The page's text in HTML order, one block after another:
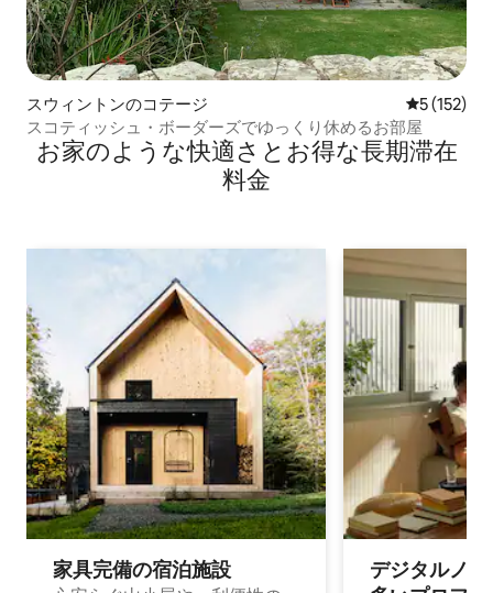
スウィントンのコテージ レビュー
5 (152)
スコティッシュ・ボーダーズでゆっくり休めるお部屋
お家のような快⁠適⁠さ⁠とお⁠得⁠な長⁠期⁠滞⁠在
料⁠金
家具完備の宿⁠泊⁠施⁠設
デジタルノ